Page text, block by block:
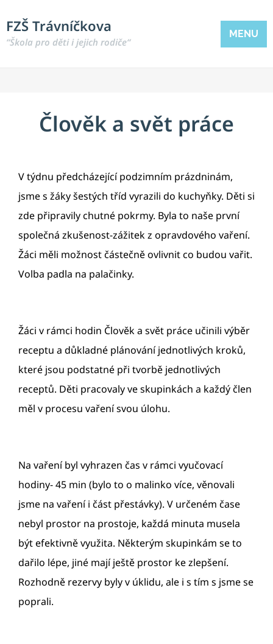
FZŠ Trávníčkova
“Škola pro děti i jejich rodiče“
MENU
Člověk a svět práce
V týdnu předcházející podzimním prázdninám,
jsme s žáky šestých tříd vyrazili do kuchyňky. Děti si
zde připravily chutné pokrmy. Byla to naše první
společná zkušenost-zážitek z opravdového vaření.
Žáci měli možnost částečně ovlivnit co budou vařit.
Volba padla na palačinky.
Žáci v rámci hodin Člověk a svět práce učinili výběr
receptu a důkladné plánování jednotlivých kroků,
které jsou podstatné při tvorbě jednotlivých
receptů. Děti pracovaly ve skupinkách a každý člen
měl v procesu vaření svou úlohu.
Na vaření byl vyhrazen čas v rámci vyučovací
hodiny- 45 min (bylo to o malinko více, věnovali
jsme na vaření i část přestávky). V určeném čase
nebyl prostor na prostoje, každá minuta musela
být efektivně využita. Některým skupinkám se to
dařilo lépe, jiné mají ještě prostor ke zlepšení.
Rozhodně rezervy byly v úklidu, ale i s tím s jsme se
poprali.